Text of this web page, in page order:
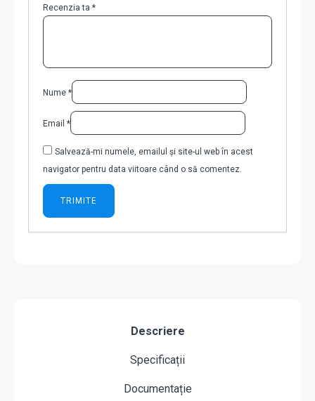
Recenzia ta *
Nume *
Email *
Salvează-mi numele, emailul și site-ul web în acest
navigator pentru data viitoare când o să comentez.
Descriere
Specificații
Documentație